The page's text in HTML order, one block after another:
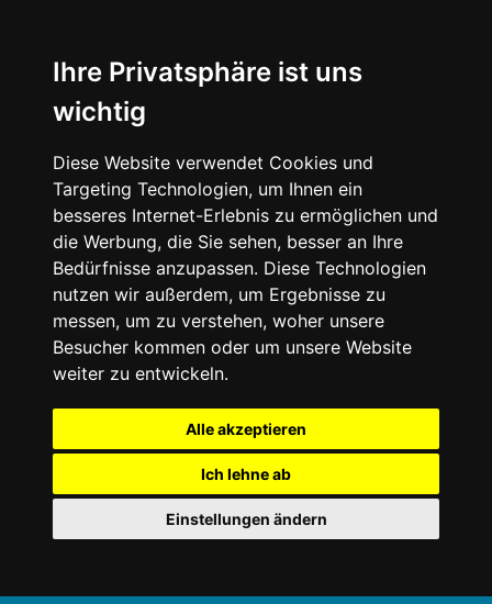
Ihre Privatsphäre ist uns
wichtig
Diese Website verwendet Cookies und
Targeting Technologien, um Ihnen ein
besseres Internet-Erlebnis zu ermöglichen und
die Werbung, die Sie sehen, besser an Ihre
Bedürfnisse anzupassen. Diese Technologien
nutzen wir außerdem, um Ergebnisse zu
messen, um zu verstehen, woher unsere
Besucher kommen oder um unsere Website
weiter zu entwickeln.
Alle akzeptieren
Ich lehne ab
Einstellungen ändern